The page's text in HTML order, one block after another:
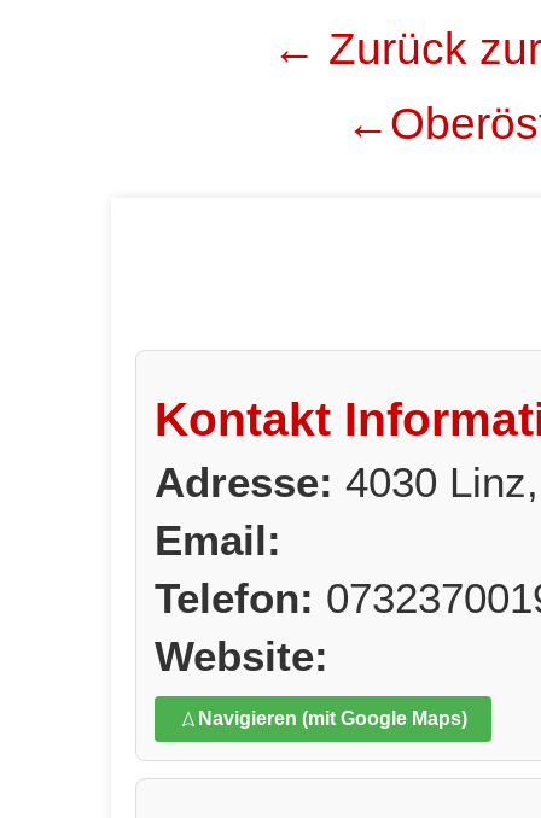
← Zurück
Kontakt
Adresse: 4030
Email:
Telefon:
Website:
Navigieren (mit Google Maps)